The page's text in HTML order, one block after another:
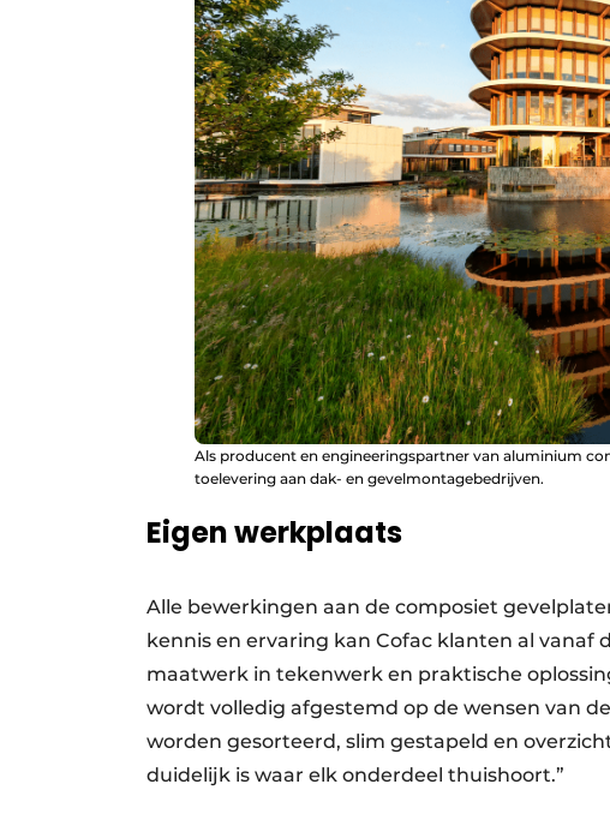
Als producent en engineeringspartner van aluminium
toelevering aan dak- en gevelmontagebedrijven.
Eigen werkplaats
Alle bewerkingen aan de composiet
kennis en ervaring kan Cofac klanten al
maatwerk in tekenwerk en praktische
wordt volledig afgestemd op de wensen van
worden gesorteerd, slim gestapeld en
duidelijk is waar elk onderdeel thuishoort.”